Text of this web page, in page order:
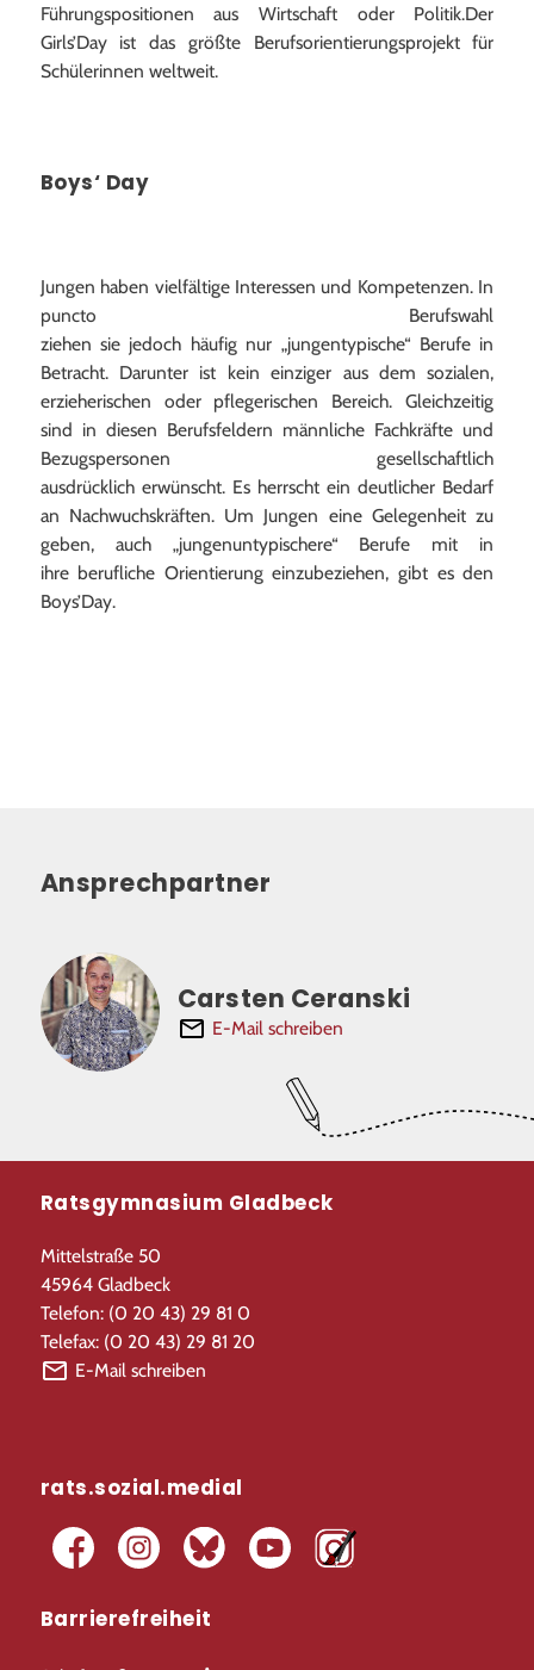
Führungspositionen aus Wirtschaft oder Politik.Der
Girls’Day ist das größte Berufsorientierungsprojekt für
Schülerinnen weltweit.
Boys‘ Day
Jungen haben vielfältige Interessen und Kompetenzen. In
puncto Berufswahl
ziehen sie jedoch häufig nur „jungentypische“ Berufe in
Betracht. Darunter ist kein einziger aus dem sozialen,
erzieherischen oder pflegerischen Bereich. Gleichzeitig
sind in diesen Berufsfeldern männliche Fachkräfte und
Bezugspersonen gesellschaftlich
ausdrücklich erwünscht. Es herrscht ein deutlicher Bedarf
an Nachwuchskräften. Um Jungen eine Gelegenheit zu
geben, auch „jungenuntypischere“ Berufe mit in
ihre berufliche Orientierung einzubeziehen, gibt es den
Boys’Day.
Ansprechpartner
Carsten Ceranski
E-Mail schreiben
Ratsgymnasium Gladbeck
Mittelstraße 50
45964 Gladbeck
Telefon: (0 20 43) 29 81 0
Telefax: (0 20 43) 29 81 20
E-Mail schreiben
rats.sozial.medial
Barrierefreiheit